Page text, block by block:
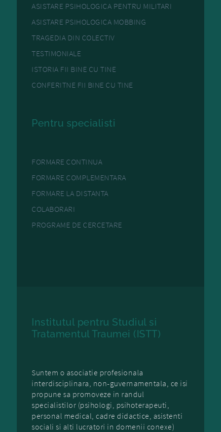
ASISTARE PSIHOLOGICA PENTRU MILITARI
ASISTARE PSIHOLOGICA MOBBING
TRAGEDIA DIN COLECTIV
TESTIMONIALE
ISTORIA FII BINE CU TINE
CONFERITNE FII BINE CU TINE
Pentru specialisti
FORMARE CONTINUA
FORMARE COMPLEMENTARA
FORMARE LA DISTANTA
COLABORARI
PROGRAME DE CERCETARE
Institutul pentru Studiul si
Tratamentul Traumei (ISTT)
Suntem o asociatie profesionala
interdisciplinara, non-guvernamentala, ce isi
propune sa promoveze in randul
specialistilor (psihologi, psihoterapeuti,
personal medical, cadre didactice, asistenti
sociali si alti lucratori in domenii conexe)